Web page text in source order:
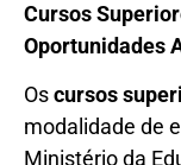
Cursos
Oportunidades
Oscursos
modalidade de
Ministério da